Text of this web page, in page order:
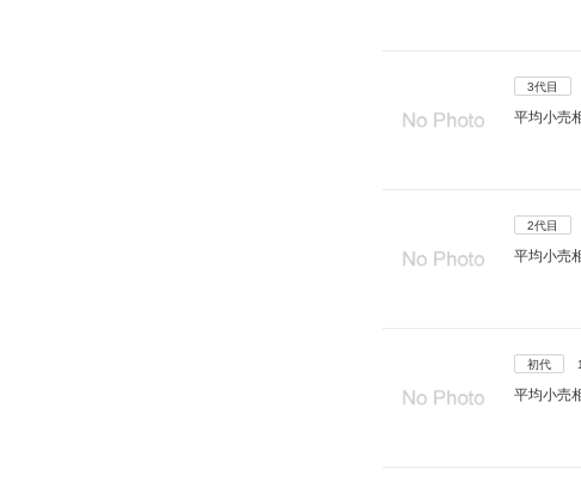
3代目
平均小売
2代目
平均小売
初代
平均小売